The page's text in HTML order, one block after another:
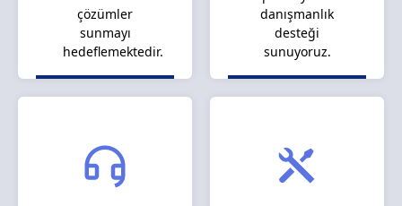
çözümler
sunmayı
hedeflemektedir.
danışmanlık
desteği
sunuyoruz.